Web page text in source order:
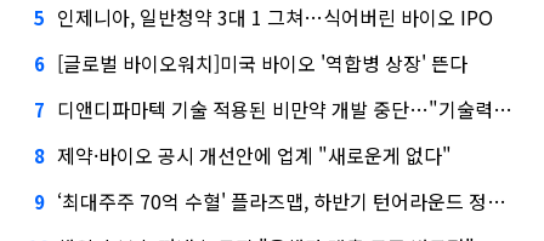
5 인제니아, 일반청약 3대 1 그쳐…식어버린 바이오 IPO
6 [글로벌 바이오워치]미국 바이오 '역합병 상장' 뜬다
7 디앤디파마텍 기술 적용된 비만약 개발 중단…"기술력 문제 아냐"
8 제약·바이오 공시 개선안에 업계 "새로운게 없다"
9 ‘최대주주 70억 수혈' 플라즈맵, 하반기 턴어라운드 정조준